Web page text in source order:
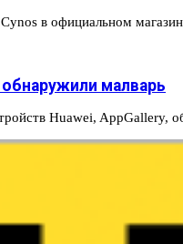
в официальном
малварь
Huawei,